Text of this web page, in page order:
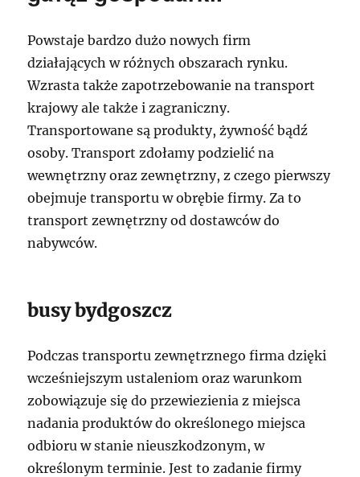
Powstaje bardzo dużo nowych firm
działających w różnych obszarach rynku.
Wzrasta także zapotrzebowanie na transport
krajowy ale także i zagraniczny.
Transportowane są produkty, żywność bądź
osoby. Transport zdołamy podzielić na
wewnętrzny oraz zewnętrzny, z czego pierwszy
obejmuje transportu w obrębie firmy. Za to
transport zewnętrzny od dostawców do
nabywców.
busy bydgoszcz
Podczas transportu zewnętrznego firma dzięki
wcześniejszym ustaleniom oraz warunkom
zobowiązuje się do przewiezienia z miejsca
nadania produktów do określonego miejsca
odbioru w stanie nieuszkodzonym, w
określonym terminie. Jest to zadanie firmy